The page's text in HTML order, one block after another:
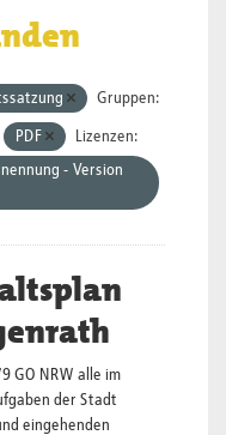
Gruppen:
PDF
Lizenzen:
- Version
GO NRW alle im
der Stadt
eingehenden